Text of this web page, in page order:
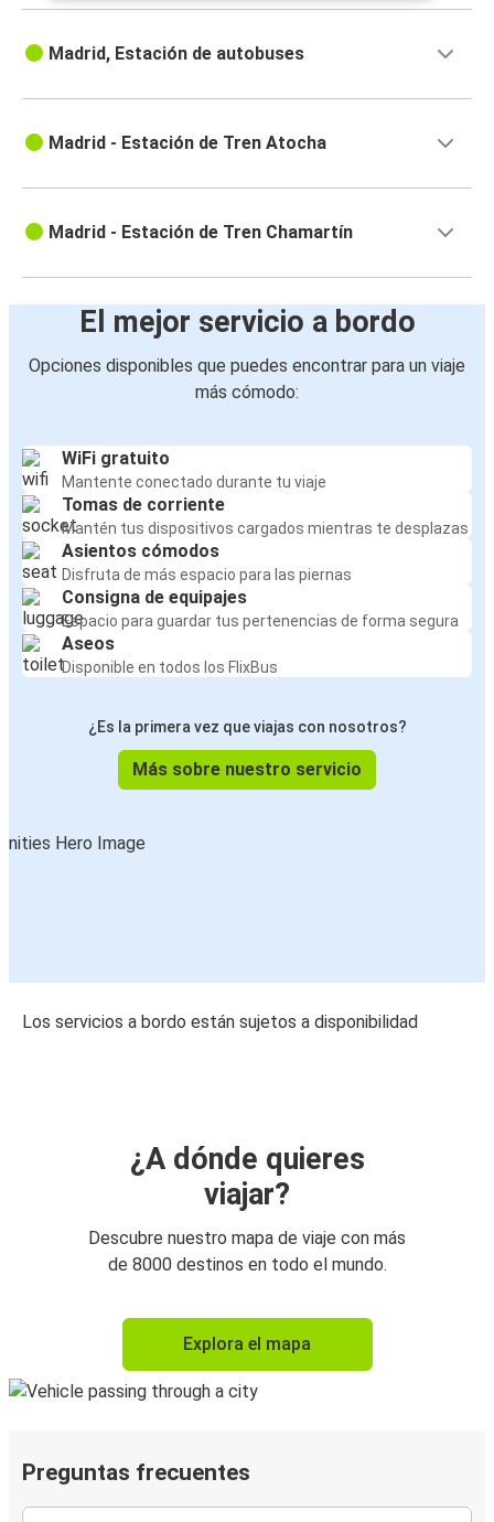
Madrid, Estación de autobuses
Madrid - Estación de Tren Atocha
Madrid - Estación de Tren Chamartín
El mejor servicio a bordo
Opciones disponibles que puedes encontrar para un viaje
más cómodo:
WiFi gratuito
Mantente conectado durante tu viaje
Tomas de corriente
Mantén tus dispositivos cargados mientras te desplazas
Asientos cómodos
Disfruta de más espacio para las piernas
Consigna de equipajes
Espacio para guardar tus pertenencias de forma segura
Aseos
Disponible en todos los FlixBus
¿Es la primera vez que viajas con nosotros?
Más sobre nuestro servicio
Los servicios a bordo están sujetos a disponibilidad
¿A dónde quieres
viajar?
Descubre nuestro mapa de viaje con más
de 8000 destinos en todo el mundo.
Explora el mapa
Preguntas frecuentes